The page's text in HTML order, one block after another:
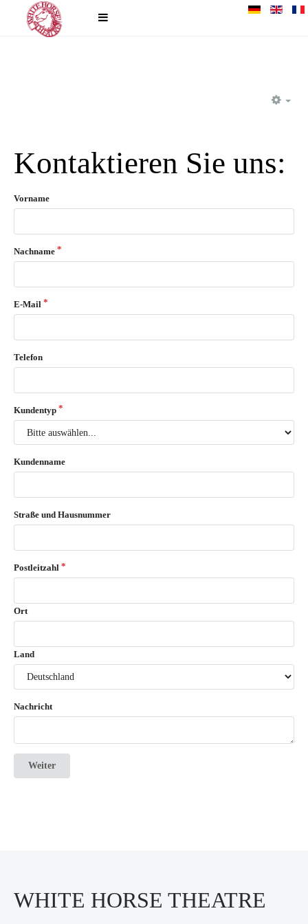
Kontaktieren Sie uns:
Vorname
Nachname
E-Mail
Telefon
Kundentyp
Kundenname
Straße und Hausnummer
Postleitzahl
Ort
Land
Nachricht
Weiter
WHITE HORSE THEATRE